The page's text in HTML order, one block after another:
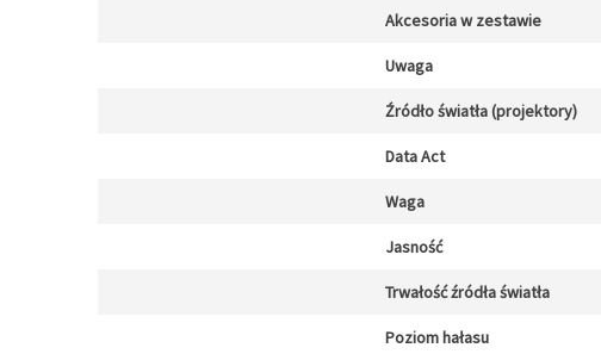
Akcesoria w zestawie
Uwaga
Źródło światła (projektory)
Data Act
Waga
Jasność
Trwałość źródła światła
Poziom hałasu